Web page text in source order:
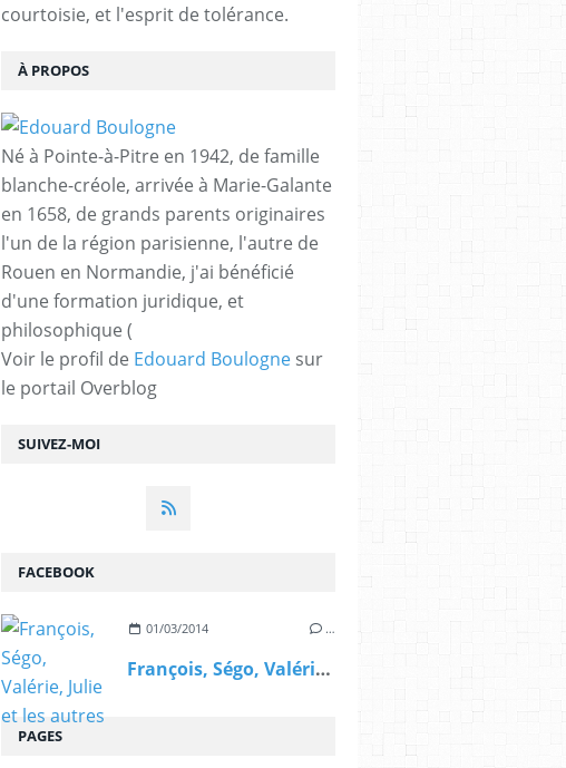
SUIVEZ-MOI
courtoisie, et l'esprit de tolérance.
À PROPOS
Né à Pointe-à-Pitre en 1942, de famille
blanche-créole, arrivée à Marie-Galante
en 1658, de grands parents originaires
l'un de la région parisienne, l'autre de
Rouen en Normandie, j'ai bénéficié
d'une formation juridique, et
philosophique (
Voir le profil de Edouard Boulogne sur
le portail Overblog
FACEBOOK
01/03/2014 …
François, Ségo, Valérie, Julie et les autres
PAGES